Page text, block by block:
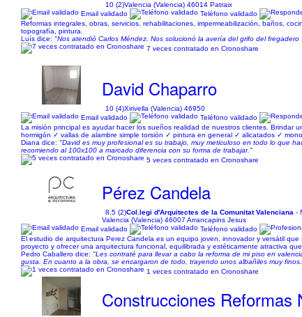
10 (2)Valencia (Valencia) 46014 Patraix
Email validado
Teléfono validado
Reformas integrales, obras, servicios, rehabilitaciones, impermeabilización, baños,
topografía, pintura.
Luís dice: "Nos atendió Carlos Méndez. Nos solucionó la avería del grifo del
7 veces contratado en Cronoshare
David Chaparro
10 (4)Xirivella (Valencia) 46950
Email validado
Teléfono validado
La misión principal es ayudar hacer los sueños realidad de nuestros clientes.
hormigón ✓ vallas de alambre simple torsión ✓ pintura en general ✓ alicatados ✓
Diana dice: "David es muy profesional es su trabajo, muy meticuloso en todo lo que
recomiendo al 100x100 a marcado diferencia con su forma de trabajar."
5 veces contratado en Cronoshare
Pérez Candela
8,5 (2)Col.legi d'Arquitectes de la Comunitat Valenciana -
Valencia (Valencia) 46007 Arrancapins Jesus
Email validado
Teléfono validado
El estudio de arquitectura Perez Candela es un equipo joven, innovador y versátil
proyecto y ofrecer una arquitectura funcional, equilibrada y estéticamente atractiva
Pedro Caballero dice: "Les contraté para llevar a cabo la reforma de mi piso en
gusta. En cuanto a la obra, se encargaron de todo, trayendo unos albañiles muy
1 veces contratado en Cronoshare
Construcciones Reformas